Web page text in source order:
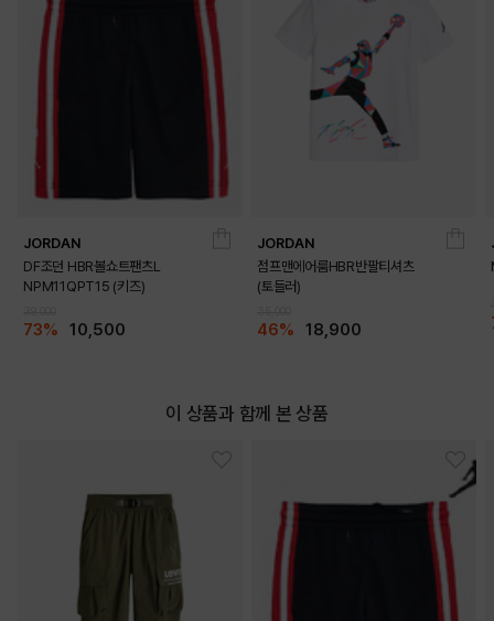
DETAILS
JORDAN
DF조던 HBR볼쇼트팬츠L
NPM11QPT15 (키즈)
73% 10,500
JORDAN
점프맨에어룸HBR반팔티셔츠
(토들러)
46% 18,900
이 상품과 함께 본 상품